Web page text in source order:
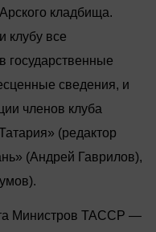
кладбища.
клубу все
государственные
сведения, и
членов клуба
(редактор
(Андрей Гаврилов),
Министров ТАССР —